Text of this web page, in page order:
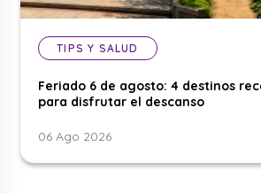
TIPS Y SALUD
Feriado 6 de agosto: 4 destinos
para disfrutar el descanso
06 Ago 2026